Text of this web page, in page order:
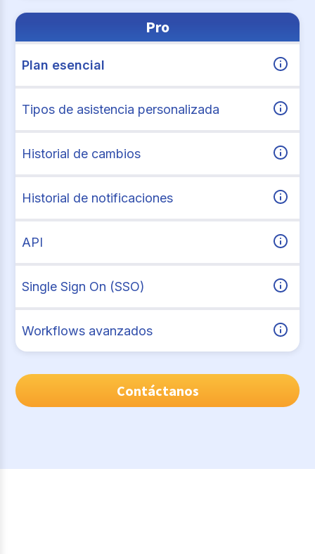
Pro
Plan esencial
Tipos de asistencia personalizada
Historial de cambios
Historial de notificaciones
API
Single Sign On (SSO)
Workflows avanzados
Contáctanos